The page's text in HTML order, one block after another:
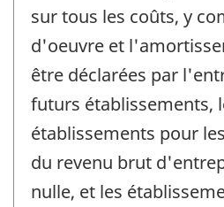
sur tous les coûts, y
d'oeuvre et
être déclarées par
futurs établissements,
établissements pour
du revenu brut
nulle, et les